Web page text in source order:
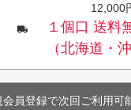
12,000
１個口 送料
（北海道・
会員登録で次回ご利用可